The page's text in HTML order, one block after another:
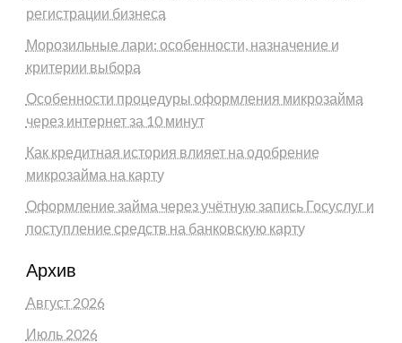
регистрации бизнеса
Морозильные лари: особенности, назначение и
критерии выбора
Особенности процедуры оформления микрозайма
через интернет за 10 минут
Как кредитная история влияет на одобрение
микрозайма на карту
Оформление займа через учётную запись Госуслуг и
поступление средств на банковскую карту
Архив
Август 2026
Июль 2026